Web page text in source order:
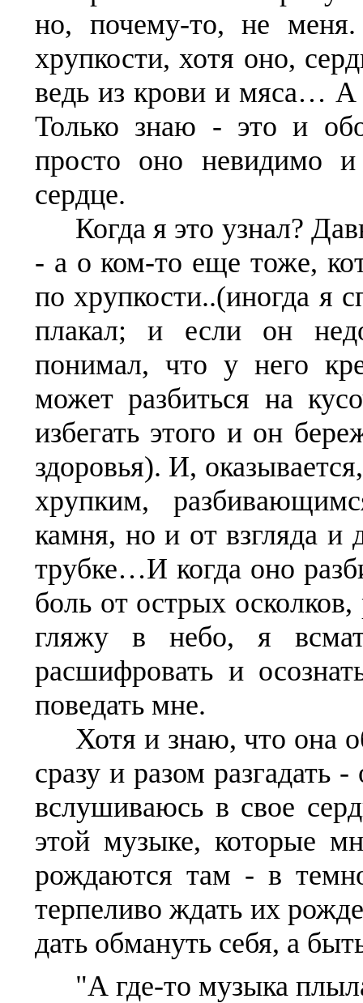
но, почему-то, не
хрупкости, хотя оно,
ведь из крови и мяса…
Только знаю - это и
просто оно невидимо и
сердце.
Когда я это узнал?
- а о ком-то еще тоже,
по хрупкости..(иногда я
плакал; и если он
понимал, что у него
может разбиться на
избегать этого и он
здоровья). И,
хрупким,
камня, но и от взгляда и
трубке…И когда оно
боль от острых
гляжу в небо, я
расшифровать и
поведать мне.
Хотя и знаю, что она
сразу и разом разгадать
вслушиваюсь в свое
этой музыке, которые
рождаются там - в
терпеливо ждать их
дать обмануть себя, а
"А где-то музыка